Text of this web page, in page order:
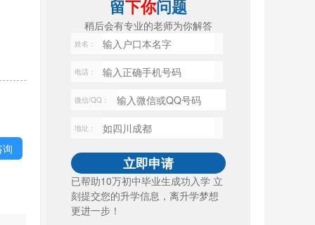
留下你问题
稍后会有专业的老师为你解答
姓名：
电话：
微信/QQ：
地址：
已帮助10万初中毕业生成功入学 立
刻提交您的升学信息，离升学梦想
更进一步！